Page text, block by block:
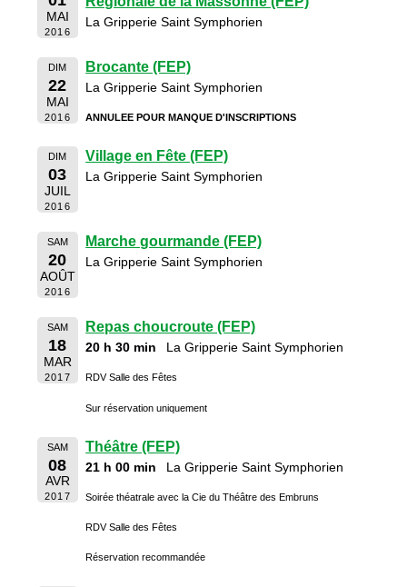
MAI
2016
La Gripperie Saint Symphorien
DIM
22
MAI
2016
Brocante (FEP)
La Gripperie Saint Symphorien
ANNULEE POUR MANQUE D'INSCRIPTIONS
DIM
03
JUIL
2016
Village en Fête (FEP)
La Gripperie Saint Symphorien
SAM
20
AOÛT
2016
Marche gourmande (FEP)
La Gripperie Saint Symphorien
SAM
18
MAR
2017
Repas choucroute (FEP)
20 h 30 min La Gripperie Saint Symphorien
RDV Salle des Fêtes
Sur réservation uniquement
SAM
08
AVR
2017
Théâtre (FEP)
21 h 00 min La Gripperie Saint Symphorien
Soirée théatrale avec la Cie du Théâtre des Embruns
RDV Salle des Fêtes
Réservation recommandée